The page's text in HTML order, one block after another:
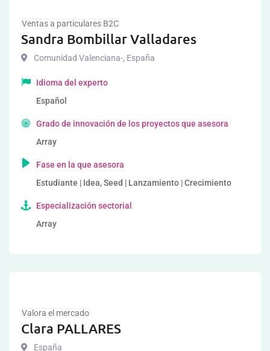
Ventas a particulares B2C
Sandra Bombillar Valladares
Comunidad Valenciana-, España
Idioma del experto
Español
Grado de innovación de los proyectos que asesora
Array
Fase en la que asesora
Estudiante | Idea, Seed | Lanzamiento | Crecimiento
Especialización sectorial
Array
Valora el mercado
Clara PALLARES
España